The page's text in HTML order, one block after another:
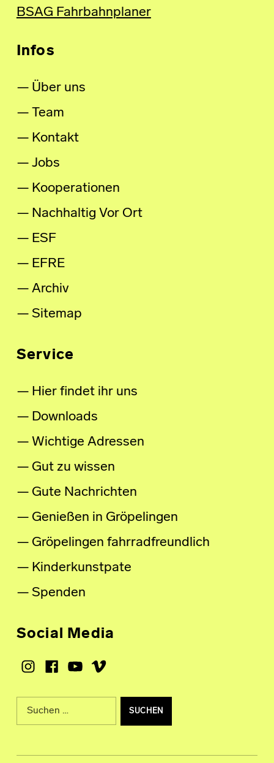
BSAG Fahrbahnplaner
Infos
Über uns
Team
Kontakt
Jobs
Kooperationen
Nachhaltig Vor Ort
ESF
EFRE
Archiv
Sitemap
Service
Hier findet ihr uns
Downloads
Wichtige Adressen
Gut zu wissen
Gute Nachrichten
Genießen in Gröpelingen
Gröpelingen fahrradfreundlich
Kinderkunstpate
Spenden
Social Media
Instagram
Facebook
Youtube
Vimeo
Suche nach: